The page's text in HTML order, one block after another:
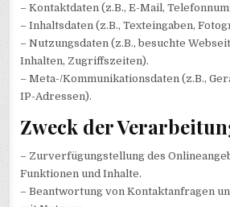
– Kontaktdaten (z.B., E-Mail,
– Inhaltsdaten (z.B., Texteingaben,
– Nutzungsdaten (z.B., besuchte
Inhalten, Zugriffszeiten).
– Meta-/Kommunikationsdaten (z.B.,
IP-Adressen).
Zweck der
– Zurverfügungstellung des
Funktionen und Inhalte.
– Beantwortung von Kontaktanfragen